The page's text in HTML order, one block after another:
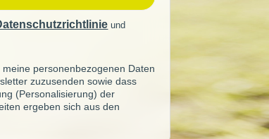
und
personenbezogenen Daten
zuzusenden sowie dass
(Personalisierung) der
ergeben sich aus den